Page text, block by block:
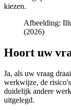
kiezen.
Afbeelding:
(2026)
Hoort uw
Ja, als uw vraag
werkwijze, de
duidelijk andere
uitgelegd.